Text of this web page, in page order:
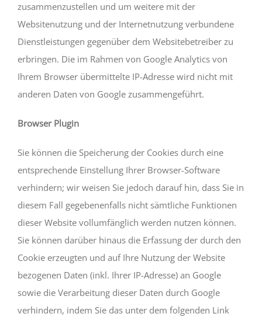
zusammenzustellen und um weitere mit der
Websitenutzung und der Internetnutzung verbundene
Dienstleistungen gegenüber dem Websitebetreiber zu
erbringen. Die im Rahmen von Google Analytics von
Ihrem Browser übermittelte IP-Adresse wird nicht mit
anderen Daten von Google zusammengeführt.
Browser Plugin
Sie können die Speicherung der Cookies durch eine
entsprechende Einstellung Ihrer Browser-Software
verhindern; wir weisen Sie jedoch darauf hin, dass Sie in
diesem Fall gegebenenfalls nicht sämtliche Funktionen
dieser Website vollumfänglich werden nutzen können.
Sie können darüber hinaus die Erfassung der durch den
Cookie erzeugten und auf Ihre Nutzung der Website
bezogenen Daten (inkl. Ihrer IP-Adresse) an Google
sowie die Verarbeitung dieser Daten durch Google
verhindern, indem Sie das unter dem folgenden Link